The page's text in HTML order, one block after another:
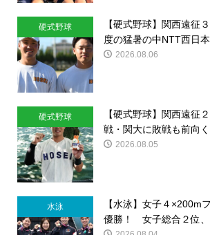
硬式野球
【硬式野球】関西遠征
度の猛暑の中NTT西日
2026.08.06
硬式野球
【硬式野球】関西遠征
戦・関大に敗戦も前向
2026.08.05
水泳
【水泳】女子４×200m
優勝！ 女子総合２位